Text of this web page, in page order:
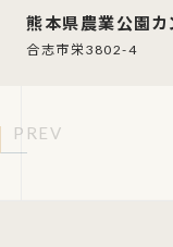
熊本県農業公園カ
合志市栄3802-4
PREV